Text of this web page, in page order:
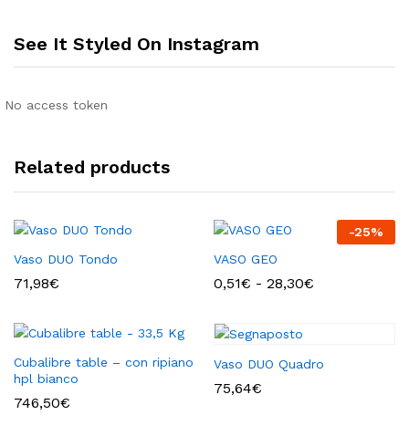
See It Styled On Instagram
No access token
Related products
Vaso DUO Tondo
71,98€
-25%
VASO GEO
0,51€ - 28,30€
28,30€
Cubalibre table – con ripiano
hpl bianco
746,50€
Vaso DUO Quadro
75,64€